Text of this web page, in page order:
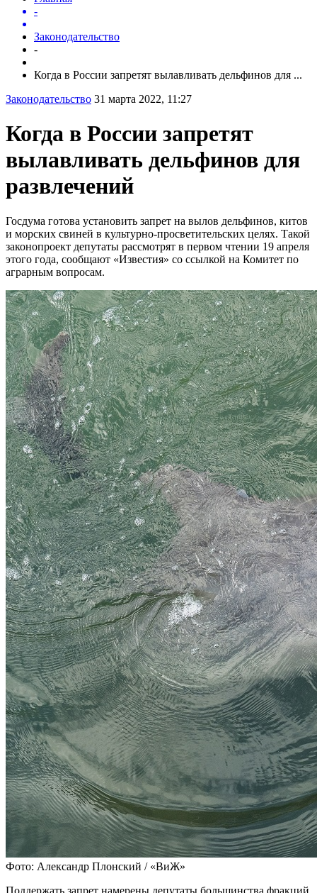
-
Законодательство
-
Когда в России запретят вылавливать дельфинов для ...
Законодательство 31 марта 2022, 11:27
Когда в России запретят
вылавливать дельфинов для
развлечений
Госдума готова установить запрет на вылов дельфинов, китов
и морских свиней в культурно-просветительских целях. Такой
законопроект депутаты рассмотрят в первом чтении 19 апреля
этого года, сообщают «Известия» со ссылкой на Комитет по
аграрным вопросам.
Фото: Александр Плонский / «ВиЖ»
Поддержать запрет намерены депутаты большинства фракций